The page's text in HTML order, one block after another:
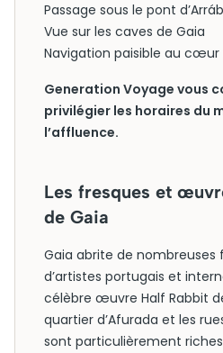
Passage sous le pont
Vue sur les caves de Gaia
Navigation paisible au cœur
Generation Voyage vous
privilégier les horaires du
l’affluence.
Les fresques et
de Gaia
Gaia abrite de nombreuses
d’artistes portugais et
célèbre œuvre Half Rabbit
quartier d’Afurada et les
sont particulièrement